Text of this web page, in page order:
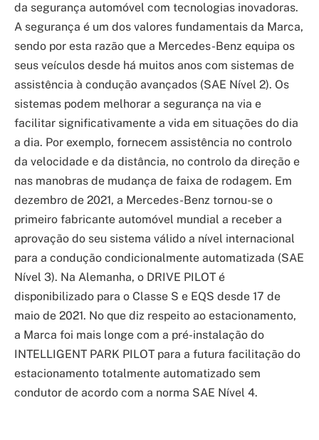
da segurança automóvel com tecnologias inovadoras.
A segurança é um dos valores fundamentais da Marca,
sendo por esta razão que a Mercedes-Benz equipa os
seus veículos desde há muitos anos com sistemas de
assistência à condução avançados (SAE Nível 2). Os
sistemas podem melhorar a segurança na via e
facilitar significativamente a vida em situações do dia
a dia. Por exemplo, fornecem assistência no controlo
da velocidade e da distância, no controlo da direção e
nas manobras de mudança de faixa de rodagem. Em
dezembro de 2021, a Mercedes-Benz tornou-se o
primeiro fabricante automóvel mundial a receber a
aprovação do seu sistema válido a nível internacional
para a condução condicionalmente automatizada (SAE
Nível 3). Na Alemanha, o DRIVE PILOT é
disponibilizado para o Classe S e EQS desde 17 de
maio de 2021. No que diz respeito ao estacionamento,
a Marca foi mais longe com a pré-instalação do
INTELLIGENT PARK PILOT para a futura facilitação do
estacionamento totalmente automatizado sem
condutor de acordo com a norma SAE Nível 4.